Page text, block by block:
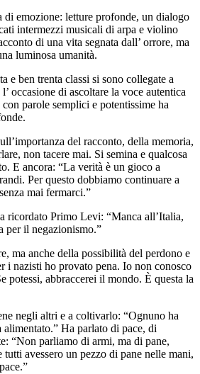
di emozione: letture profonde, un dialogo
intermezzi musicali di arpa e violino
di una vita segnata dall’ orrore, ma
luminosa umanità.
e ben trenta classi si sono collegate a
occasione di ascoltare la voce autentica
parole semplici e potentissime ha
del racconto, della memoria,
non tacere mai. Si semina e qualcosa
E ancora: “La verità è un gioco a
Per questo dobbiamo continuare a
mai fermarci.”
ricordato Primo Levi: “Manca all’Italia,
per il negazionismo.”
ma anche della possibilità del perdono e
i nazisti ho provato pena. Io non conosco
potessi, abbraccerei il mondo. È questa la
negli altri e a coltivarlo: “Ognuno ha
alimentato.” Ha parlato di pace, di
“Non parliamo di armi, ma di pane,
tutti avessero un pezzo di pane nelle mani,